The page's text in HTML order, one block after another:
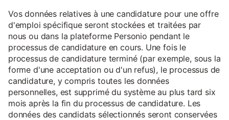
Vos données relatives à une candidature pour une offre
d'emploi spécifique seront stockées et traitées par
nous ou dans la plateforme Personio pendant le
processus de candidature en cours. Une fois le
processus de candidature terminé (par exemple, sous la
forme d'une acceptation ou d'un refus), le processus de
candidature, y compris toutes les données
personnelles, est supprimé du système au plus tard six
mois après la fin du processus de candidature. Les
données des candidats sélectionnés seront conservées